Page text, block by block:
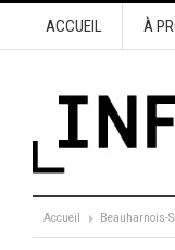
ACCUEIL À
Accueil Beauharnois-